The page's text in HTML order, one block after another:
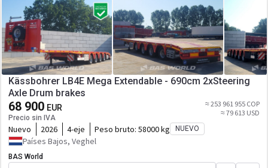
Kässbohrer LB4E Mega Extendable - 690cm 2xSteering
Axle Drum brakes
68 900 EUR
Precio sin IVA
≈ 253 961 955 COP
≈ 79 613 USD
Nuevo 2026 4-eje Peso bruto: 58000 kg NUEVO
Países Bajos, Veghel
BAS World